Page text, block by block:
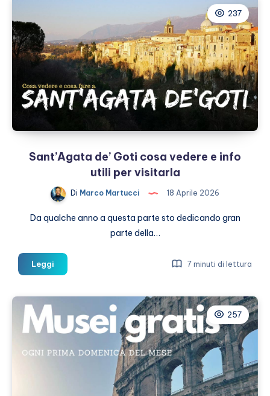
arrivare
237
Sant’Agata de’ Goti cosa vedere e info
utili per visitarla
Di Marco Martucci 18 Aprile 2026
Da qualche anno a questa parte sto dedicando gran
parte della…
Leggi
de’
vedere
e
7 minuti di lettura
257